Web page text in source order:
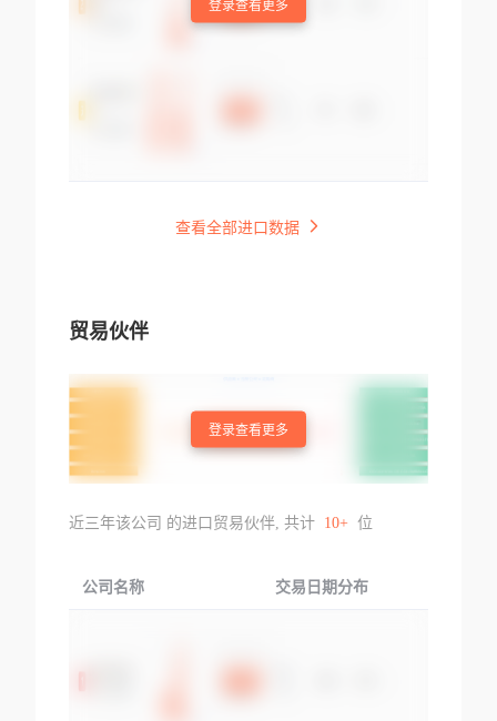
登录查看更多
查看全部进口数据
贸易伙伴
登录查看更多
近三年该公司 的进口贸易伙伴, 共计 10+ 位
公司名称 交易日期分布